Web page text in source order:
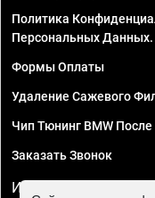
Политика
Персональных Данных.
Формы Оплаты
Удаление Сажевого
Чип Тюнинг BMW
Заказать Звонок
ИП Смирнов Георгий